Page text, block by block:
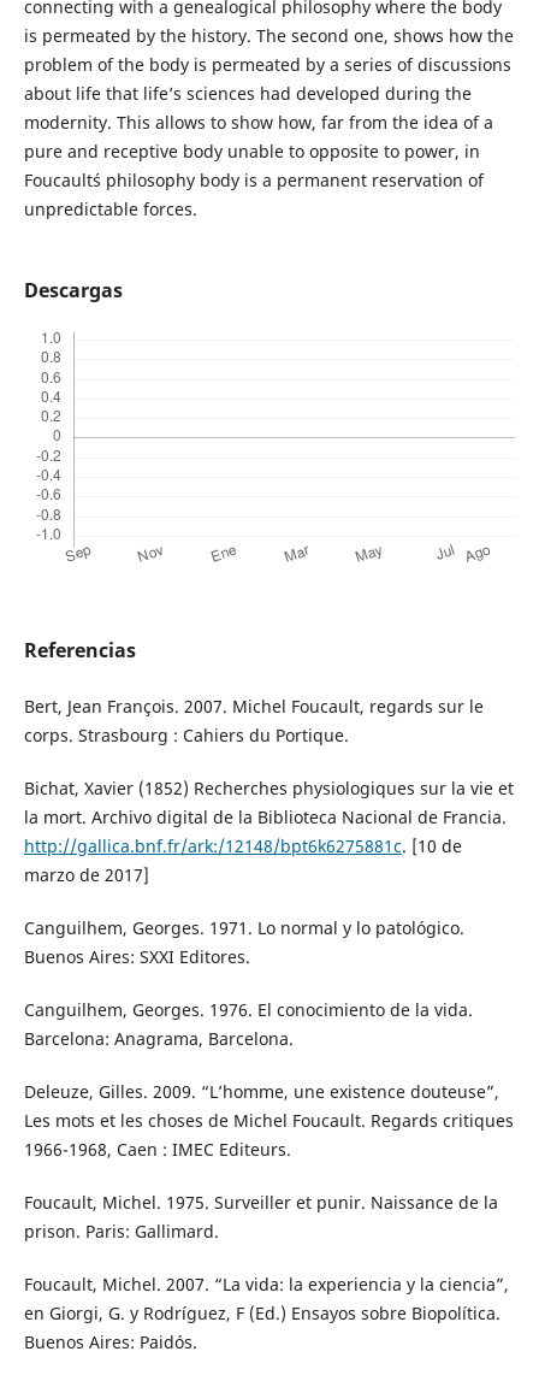
connecting with a genealogical philosophy where the body
is permeated by the history. The second one, shows how the
problem of the body is permeated by a series of discussions
about life that life’s sciences had developed during the
modernity. This allows to show how, far from the idea of a
pure and receptive body unable to opposite to power, in
Foucault´s philosophy body is a permanent reservation of
unpredictable forces.
Descargas
Referencias
Bert, Jean François. 2007. Michel Foucault, regards sur le
corps. Strasbourg : Cahiers du Portique.
Bichat, Xavier (1852) Recherches physiologiques sur la vie et
la mort. Archivo digital de la Biblioteca Nacional de Francia.
http://gallica.bnf.fr/ark:/12148/bpt6k6275881c. [10 de
marzo de 2017]
Canguilhem, Georges. 1971. Lo normal y lo patológico.
Buenos Aires: SXXI Editores.
Canguilhem, Georges. 1976. El conocimiento de la vida.
Barcelona: Anagrama, Barcelona.
Deleuze, Gilles. 2009. “L’homme, une existence douteuse”,
Les mots et les choses de Michel Foucault. Regards critiques
1966-1968, Caen : IMEC Editeurs.
Foucault, Michel. 1975. Surveiller et punir. Naissance de la
prison. Paris: Gallimard.
Foucault, Michel. 2007. “La vida: la experiencia y la ciencia”,
en Giorgi, G. y Rodríguez, F (Ed.) Ensayos sobre Biopolítica.
Buenos Aires: Paidós.